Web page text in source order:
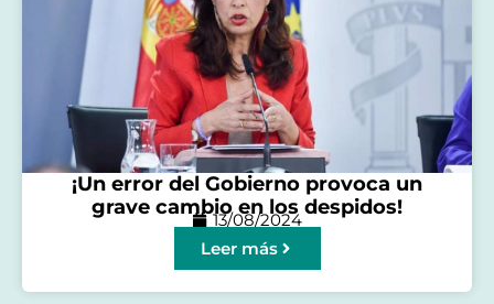
¡Un error del Gobierno provoca un
grave cambio en los despidos!
13/08/2024
Leer más